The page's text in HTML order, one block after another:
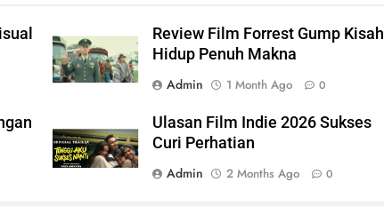
Review Film Forrest Gump Kisah
Hidup Penuh Makna
Admin
1 Month Ago 0
Ulasan Film Indie 2026 Sukses
Curi Perhatian
Admin
2 Months Ago 0